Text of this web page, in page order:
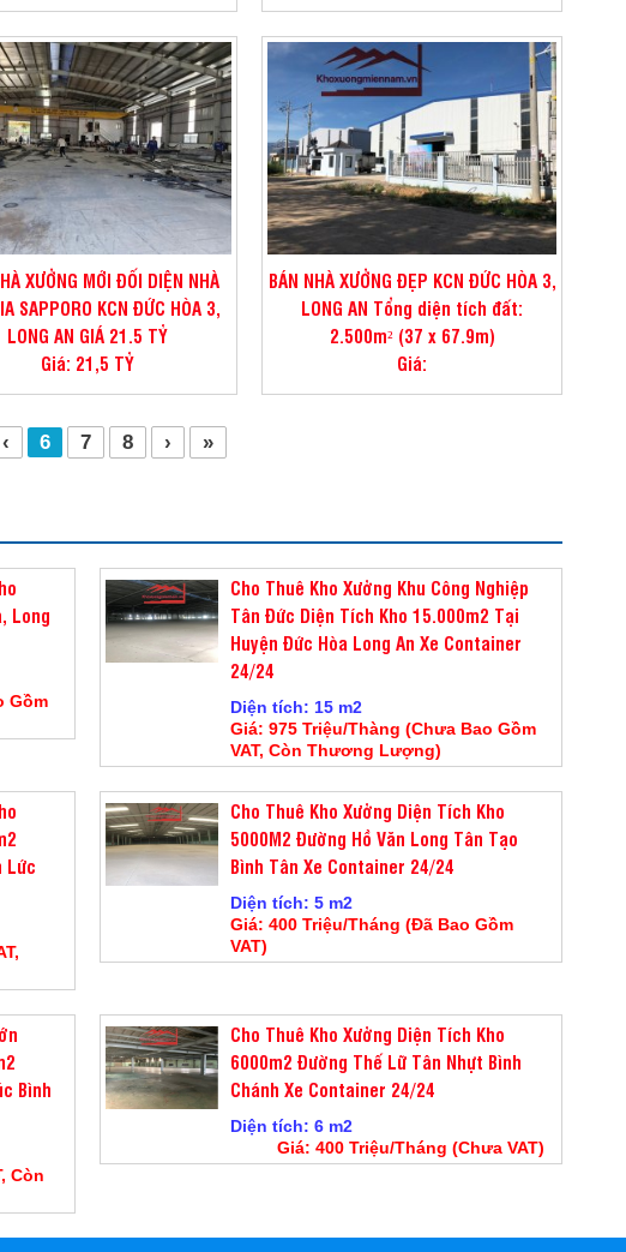
XƯỞNG MỚI ĐỐI DIỆN NHÀ
SAPPORO KCN ĐỨC HÒA 3,
LONG AN GIÁ 21.5 TỶ
Giá: 21,5 TỶ
BÁN NHÀ XƯỞNG ĐẸP KCN ĐỨC HÒA 3,
LONG AN Tổng diện tích đất:
2.500m² (37 x 67.9m)
Giá:
‹ 6 7 8 › »
Long
Gồm
Cho Thuê Kho Xưởng Khu Công Nghiệp
Tân Đức Diện Tích Kho 15.000m2 Tại
Huyện Đức Hòa Long An Xe Container
24/24
Diện tích: 15 m2
Giá: 975 Triệu/Thàng (Chưa Bao Gồm
VAT, Còn Thương Lượng)
Lức
Cho Thuê Kho Xưởng Diện Tích Kho
5000M2 Đường Hồ Văn Long Tân Tạo
Bình Tân Xe Container 24/24
Diện tích: 5 m2
Giá: 400 Triệu/Tháng (Đã Bao Gồm
VAT)
Bình
Còn
Cho Thuê Kho Xưởng Diện Tích Kho
6000m2 Đường Thế Lữ Tân Nhựt Bình
Chánh Xe Container 24/24
Diện tích: 6 m2
Giá: 400 Triệu/Tháng (Chưa VAT)